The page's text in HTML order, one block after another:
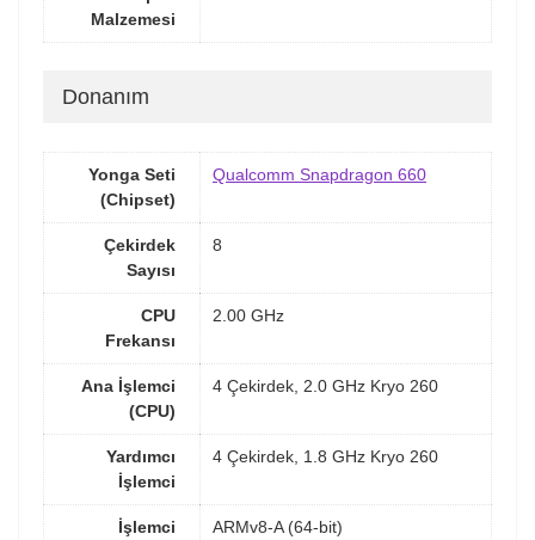
Malzemesi
Donanım
Yonga Seti
(Chipset)
Qualcomm Snapdragon 660
Çekirdek
Sayısı
8
CPU
Frekansı
2.00 GHz
Ana İşlemci
(CPU)
4 Çekirdek, 2.0 GHz Kryo 260
Yardımcı
İşlemci
4 Çekirdek, 1.8 GHz Kryo 260
İşlemci
ARMv8-A (64-bit)